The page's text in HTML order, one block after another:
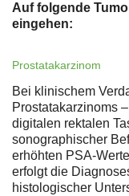
Auf folgende
eingehen:
Prostatakarzinom
Bei klinischem
Prostatakarzinoms
digitalen rektalen
sonographischer
erhöhten PSA-
erfolgt die
histologischer